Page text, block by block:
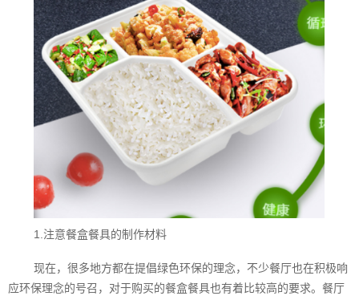
1.注意餐盒餐具的制作材料
现在，很多地方都在提倡绿色环保的理念，不少餐厅也在积极响
应环保理念的号召，对于购买的餐盒餐具也有着比较高的要求。餐厅